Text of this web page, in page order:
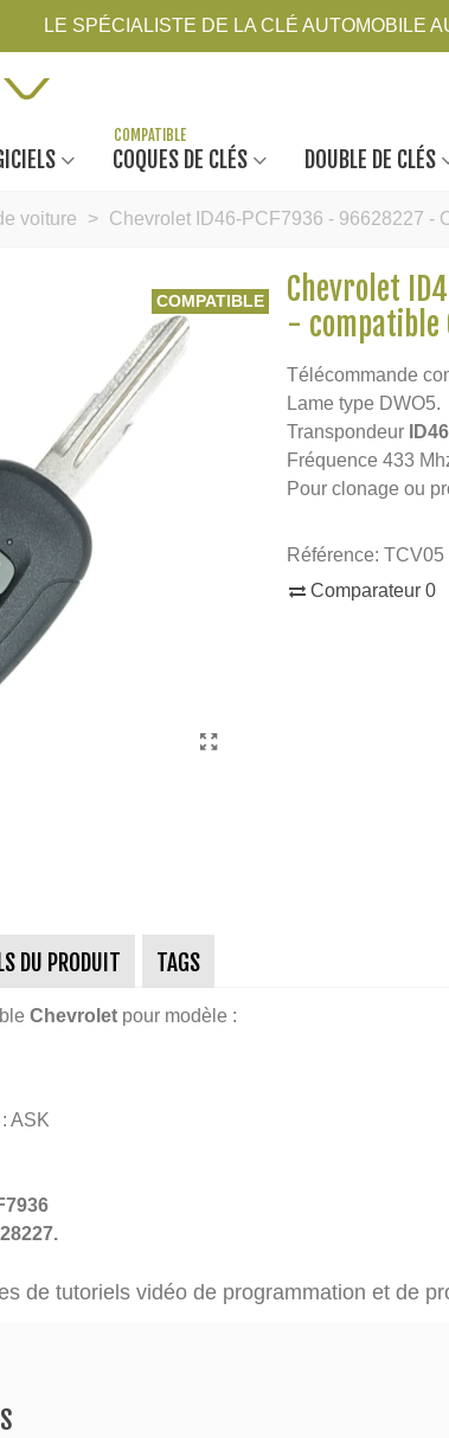
LE SPÉCIALISTE DE LA CLÉ AUTOMOBILE
COQUES DE CLÉS DOUBLE DE CLÉS
voiture > Chevrolet ID46-PCF7936 - 96628227 -
COMPATIBLE
Chevrolet
- compatible
Télécommande
Lame type DWO5.
Transpondeur
Fréquence 433
Pour clonage ou
Référence: TCV05
Comparateur 0
DU PRODUIT TAGS
Chevrolet pour modèle :
ASK
de tutoriels vidéo de programmation et de